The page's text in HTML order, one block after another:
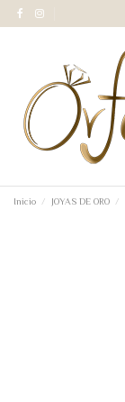
Inicio JOYAS DE ORO